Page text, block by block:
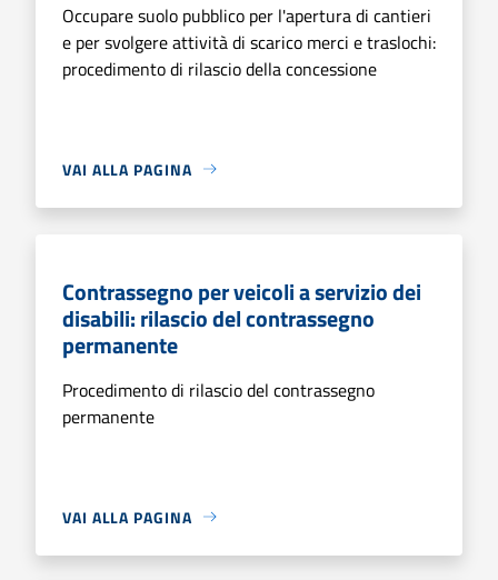
Occupare suolo pubblico per l'apertura di cantieri
e per svolgere attività di scarico merci e traslochi:
procedimento di rilascio della concessione
VAI ALLA PAGINA
Contrassegno per veicoli a servizio dei
disabili: rilascio del contrassegno
permanente
Procedimento di rilascio del contrassegno
permanente
VAI ALLA PAGINA